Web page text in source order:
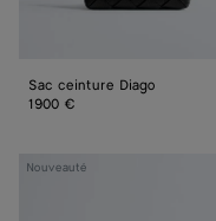
Sac ceinture Diago
1900 €
Nouveauté
Sac